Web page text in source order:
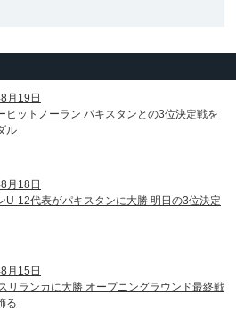
月19日
ヒットノーラン パキスタンとの3位決定戦を
ル
月18日
U-12代表がパキスタンに大勝 明日の3位決定
月15日
リランカに大勝 オープニングラウンド最終戦
る